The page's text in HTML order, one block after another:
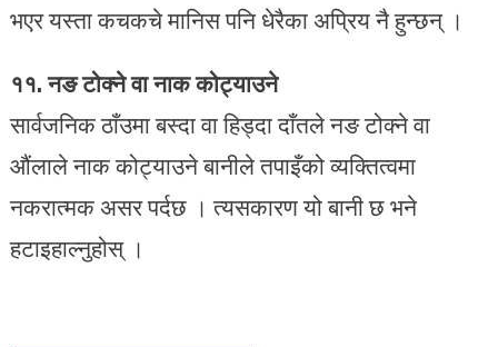
भएर यस्ता कचकचे मानिस पनि धेरैका अप्रिय नै हुन्छन् ।
११. नङ टोक्ने वा नाक कोट्याउने
सार्वजनिक ठाँउमा बस्दा वा हिड्दा दाँतले नङ टोक्ने वा
औंलाले नाक कोट्याउने बानीले तपाइँको व्यक्तित्वमा
नकरात्मक असर पर्दछ । त्यसकारण यो बानी छ भने
हटाइहाल्नुहोस् ।